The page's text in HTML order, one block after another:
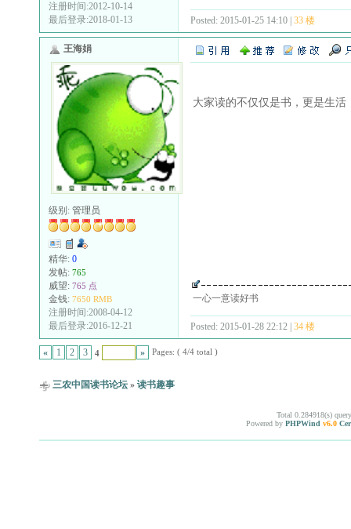
注册时间:2012-10-14
最后登录:2018-01-13
Posted: 2015-01-25 14:10 | 33 楼
王海娟
级别: 管理员
精华: 0
发帖: 765
威望: 765 点
金钱: 7650 RMB
注册时间:2008-04-12
最后登录:2016-12-21
大家读的不仅仅是书，更是生
一心一意读好书
Posted: 2015-01-28 22:12 | 34 楼
« 1 2 3 4 » Pages: ( 4/4 total )
三农中国读书论坛 » 读书趣事
Total 0.284918(s)
Powered by PHPWind v6.0